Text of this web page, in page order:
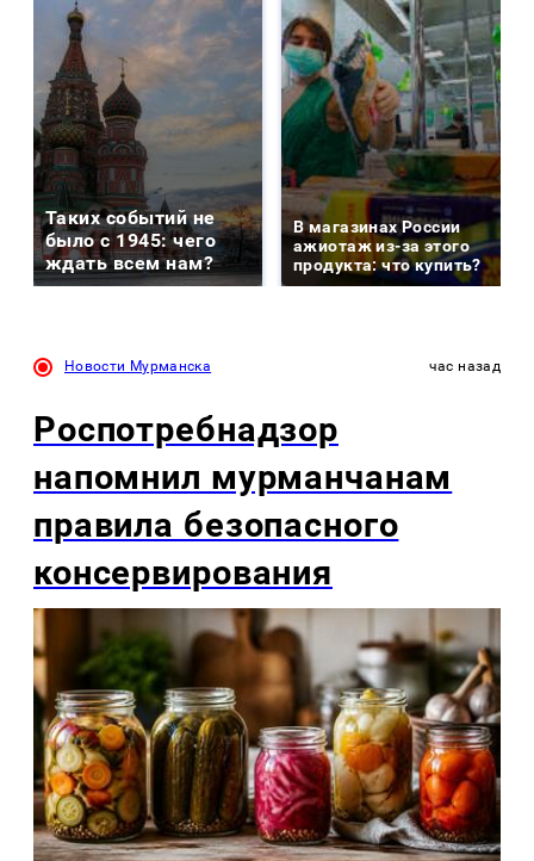
Таких событий не
было с 1945: чего
ждать всем нам?
В магазинах России
ажиотаж из-за этого
продукта: что купить?
Новости Мурманска час назад
Роспотребнадзор
напомнил мурманчанам
правила безопасного
консервирования